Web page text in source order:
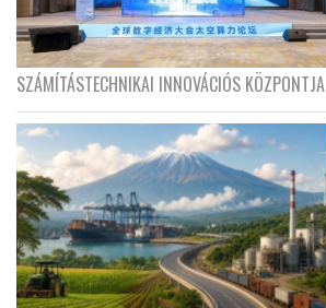
SZÁMÍTÁSTECHNIKAI INNOVÁCIÓS KÖZPONTJA